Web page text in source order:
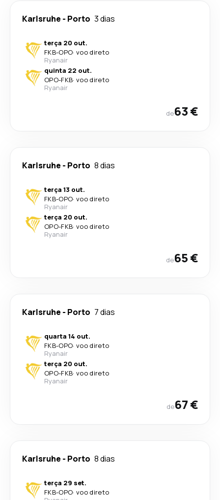
Karlsruhe - Porto 3 dias
terça 20 out.
FKB-OPO· voo direto
Ryanair
quinta 22 out.
OPO-FKB· voo direto
Ryanair
de63 €
Karlsruhe - Porto 8 dias
terça 13 out.
FKB-OPO· voo direto
Ryanair
terça 20 out.
OPO-FKB· voo direto
Ryanair
de65 €
Karlsruhe - Porto 7 dias
quarta 14 out.
FKB-OPO· voo direto
Ryanair
terça 20 out.
OPO-FKB· voo direto
Ryanair
de67 €
Karlsruhe - Porto 8 dias
terça 29 set.
FKB-OPO· voo direto